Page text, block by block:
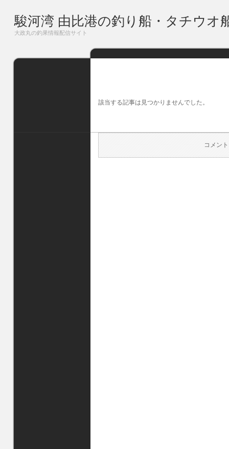
駿河湾 由比港の釣り船・タチウオ
大政丸の釣果情報配信サイト
該当する記事は見つかりませんでした。
コメン